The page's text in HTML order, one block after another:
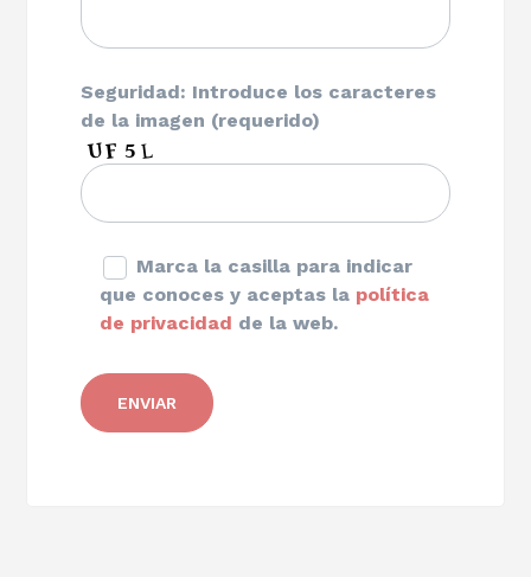
Seguridad: Introduce los caracteres
de la imagen (requerido)
Marca la casilla para indicar
que conoces y aceptas la política
de privacidad de la web.